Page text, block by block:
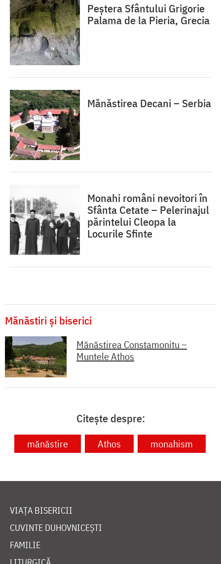
Peștera Sfântului Grigorie
Palama de la Pieria, Grecia
Mănăstirea Decani – Serbia
Monahi români nevoitori în
Sfânta Cetate – Pelerinajul
părintelui Cleopa la
Locurile Sfinte
Mănăstiri și biserici
Mănăstirea Constamonitu –
Muntele Athos
Citește despre:
mănăstire Athos monahism
VIAȚA BISERICII
CUVINTE DUHOVNICEȘTI
FAMILIE